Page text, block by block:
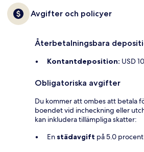
Avgifter och policyer
Återbetalningsbara
Kontantdeposition: USD
Obligatoriska avgifter
Du kommer att ombes att betala
boendet vid incheckning eller
kan inkludera tillämpliga skatter:
En städavgift på 5.0